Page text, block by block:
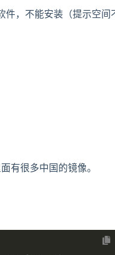
件，不能安装（提示空间
有很多中国的镜像。